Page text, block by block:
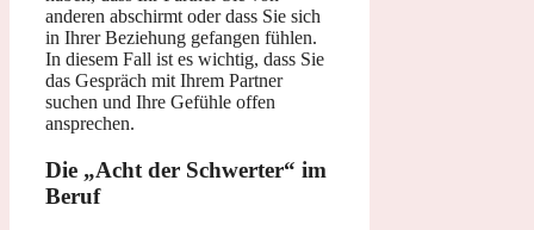
anderen abschirmt oder dass Sie sich
in Ihrer Beziehung gefangen fühlen.
In diesem Fall ist es wichtig, dass Sie
das Gespräch mit Ihrem Partner
suchen und Ihre Gefühle offen
ansprechen.
Die „Acht der Schwerter“ im
Beruf